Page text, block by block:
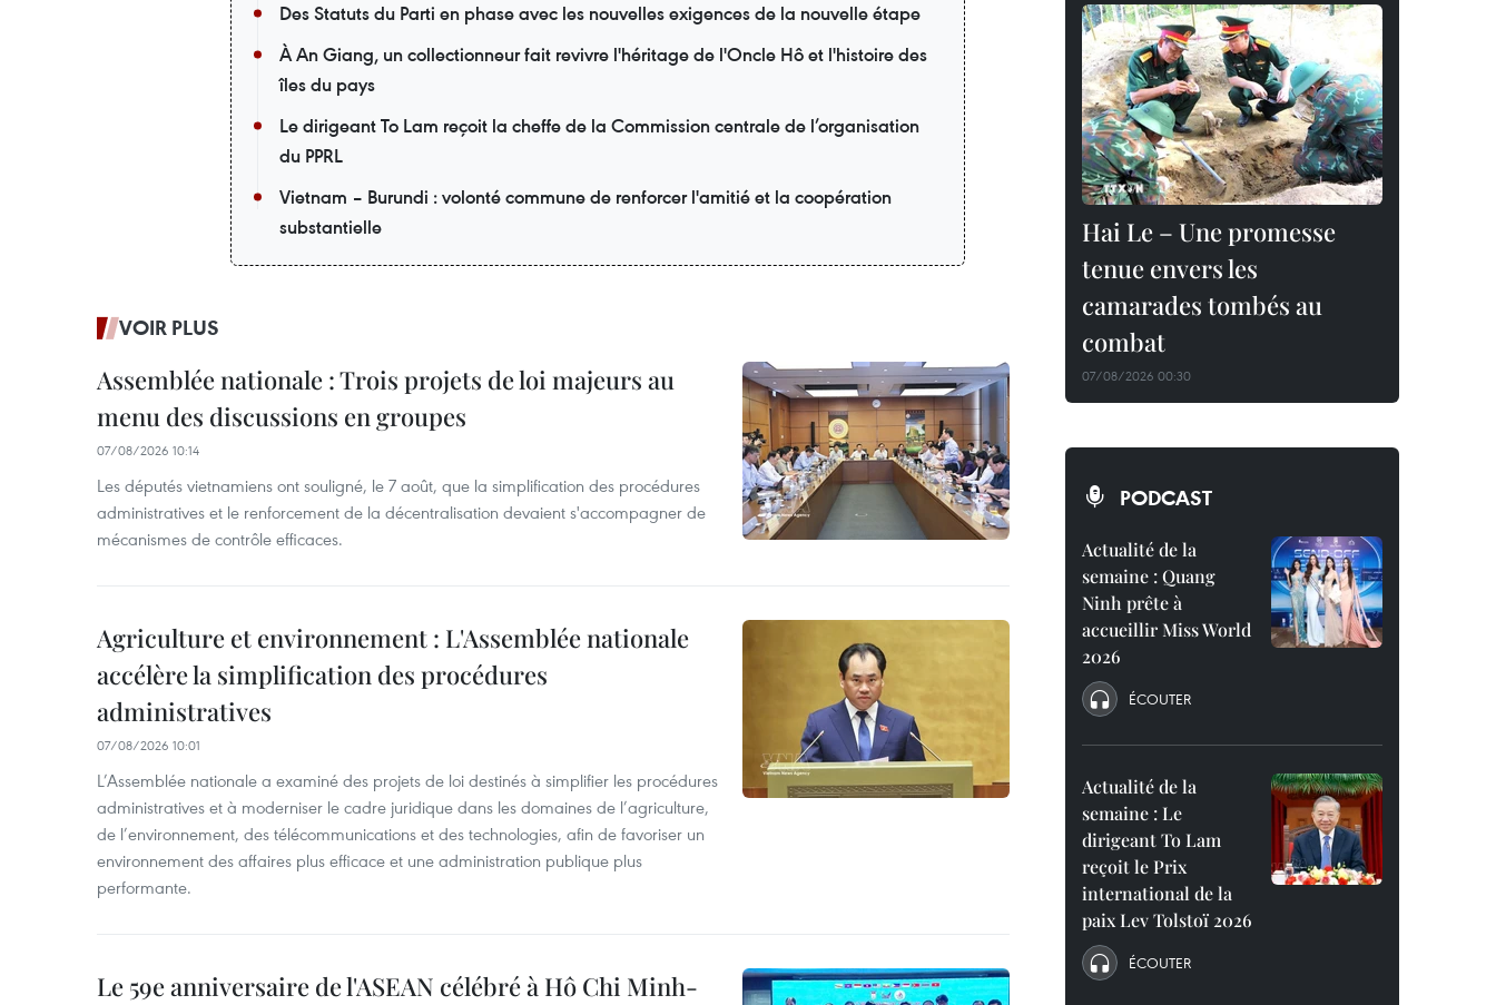
Des Statuts du Parti en phase avec les nouvelles exigences de la nouvelle étape
À An Giang, un collectionneur fait revivre l'héritage de l'Oncle Hô et l'histoire des
îles du pays
Le dirigeant To Lam reçoit la cheffe de la Commission centrale de l’organisation
du PPRL
Vietnam – Burundi : volonté commune de renforcer l'amitié et la coopération
substantielle
VOIR PLUS
Assemblée nationale : Trois projets de loi majeurs au
menu des discussions en groupes
07/08/2026 10:14
Les députés vietnamiens ont souligné, le 7 août, que la simplification des procédures
administratives et le renforcement de la décentralisation devaient s'accompagner de
mécanismes de contrôle efficaces.
Agriculture et environnement : L'Assemblée nationale
accélère la simplification des procédures
administratives
07/08/2026 10:01
L’Assemblée nationale a examiné des projets de loi destinés à simplifier les procédures
administratives et à moderniser le cadre juridique dans les domaines de l’agriculture,
de l’environnement, des télécommunications et des technologies, afin de favoriser un
environnement des affaires plus efficace et une administration publique plus
performante.
Le 59e anniversaire de l'ASEAN célébré à Hô Chi Minh-
Hai Le – Une promesse
tenue envers les
camarades tombés au
combat
07/08/2026 00:30
PODCAST
Actualité de la
semaine : Quang
Ninh prête à
accueillir Miss World
2026
ÉCOUTER
Actualité de la
semaine : Le
dirigeant To Lam
reçoit le Prix
international de la
paix Lev Tolstoï 2026
ÉCOUTER